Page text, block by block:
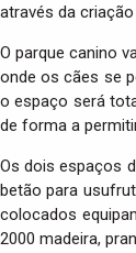
através da
O parque canino
onde os cães se
o espaço será
de forma a
Os dois espaços
betão para
colocados
2000 madeira,